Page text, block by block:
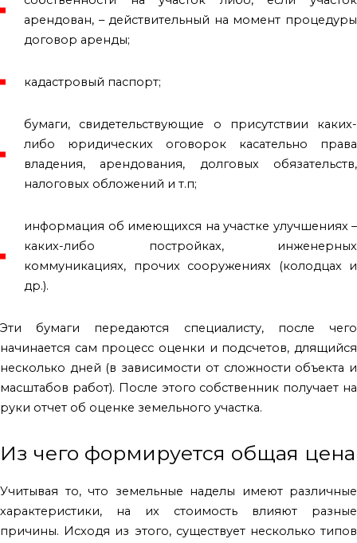
арендован, – действительный на момент процедуры
договор аренды;
кадастровый паспорт;
бумаги, свидетельствующие о присутствии каких-
либо юридических оговорок касательно права
владения, арендования, долговых обязательств,
налоговых обложений и т.п;
информация об имеющихся на участке улучшениях –
каких-либо постройках, инженерных
коммуникациях, прочих сооружениях (колодцах и
др.).
Эти бумаги передаются специалисту, после чего
начинается сам процесс оценки и подсчетов, длящийся
несколько дней (в зависимости от сложности объекта и
масштабов работ). После этого собственник получает на
руки отчет об оценке земельного участка.
Из чего формируется общая цена
Учитывая то, что земельные наделы имеют различные
характеристики, на их стоимость влияют разные
причины. Исходя из этого, существует несколько типов